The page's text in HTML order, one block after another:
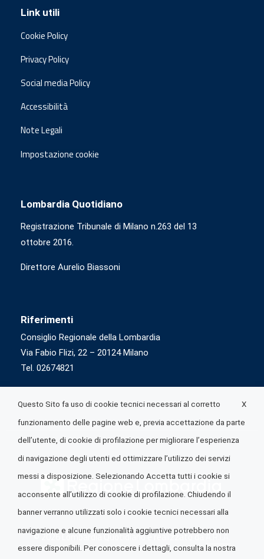
Link utili
Cookie Policy
Privacy Policy
Social media Policy
Accessibilità
Note Legali
Impostazione cookie
Lombardia Quotidiano
Registrazione Tribunale di Milano n.263 del 13
ottobre 2016.
Direttore Aurelio Biassoni
Riferimenti
Consiglio Regionale della Lombardia
Via Fabio Flizi, 22 – 20124 Milano
Tel. 02674821
© 2026 Lombardia Quotidiano è realizzato daA.R.I.A.
X
Questo Sito fa uso di cookie tecnici necessari al corretto
funzionamento delle pagine web e, previa accettazione da parte
dell’utente, di cookie di profilazione per migliorare l’esperienza
di navigazione degli utenti ed ottimizzare l’utilizzo dei servizi
messi a disposizione. Selezionando Accetta tutti i cookie si
acconsente all’utilizzo di cookie di profilazione. Chiudendo il
banner verranno utilizzati solo i cookie tecnici necessari alla
navigazione e alcune funzionalità aggiuntive potrebbero non
essere disponibili. Per conoscere i dettagli, consulta la nostra